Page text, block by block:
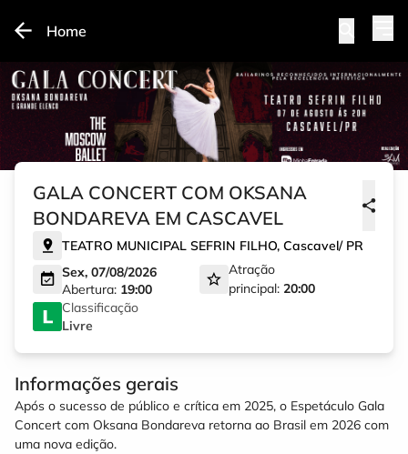
Home
GALA CONCERT COM OKSANA
BONDAREVA EM CASCAVEL
TEATRO MUNICIPAL SEFRIN FILHO, Cascavel/ PR
Sex, 07/08/2026
Abertura: 19:00
Atração
principal: 20:00
Classificação
Livre
Informações gerais
Após o sucesso de público e crítica em 2025, o Espetáculo Gala
Concert com Oksana Bondareva retorna ao Brasil em 2026 com
uma nova edição.